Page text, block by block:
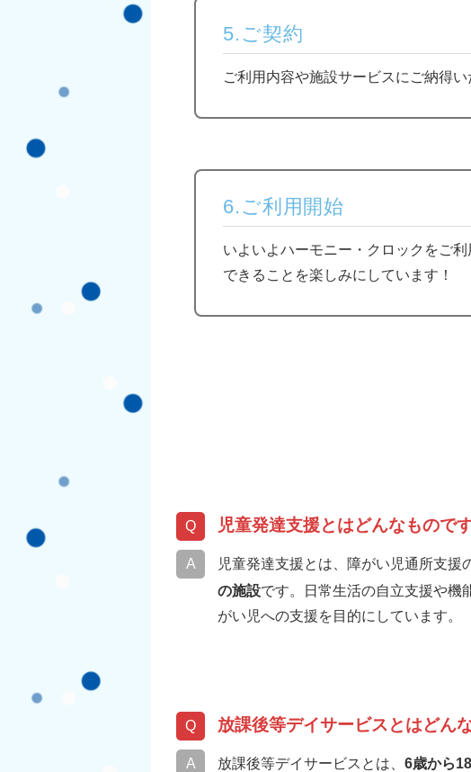
5.ご契約
ご利用内容や施設サービスにご納得
6.ご利用開始
いよいよハーモニー・クロックをご
できることを楽しみにしています！
児童発達支援とはどんなもので
児童発達支援とは、障がい児通所支援
の施設です。日常生活の自立支援や機
がい児への支援を目的にしています。
放課後等デイサービスとはどん
放課後等デイサービスとは、 6歳から